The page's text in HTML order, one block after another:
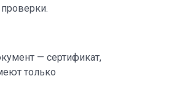
— сертификат,
только